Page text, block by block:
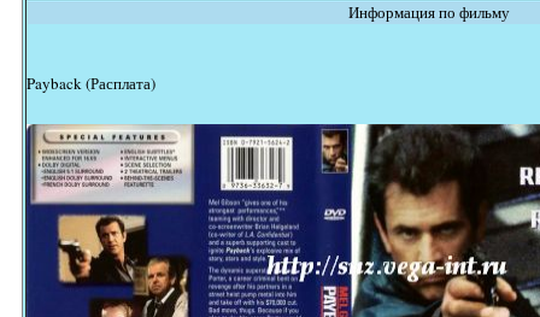
Информация по фильму
Payback (Расплата)